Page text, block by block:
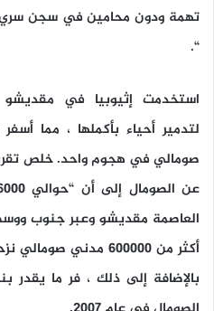
تهمة ودون محامين في سجن
“.
استخدمت إثيوبيا في مقديشو
صومالي في هجوم واحد. خلص
أكثر من 600000 مدني